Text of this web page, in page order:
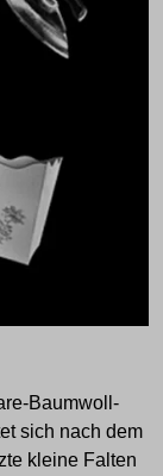
Baumwoll-
sich nach dem
kleine Falten